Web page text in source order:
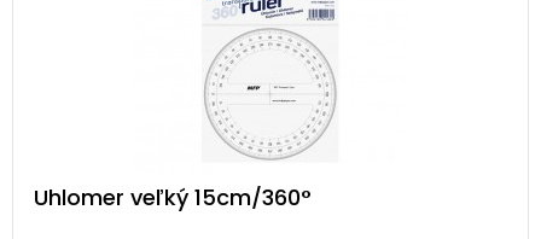
Uhlomer veľký 15cm/360°